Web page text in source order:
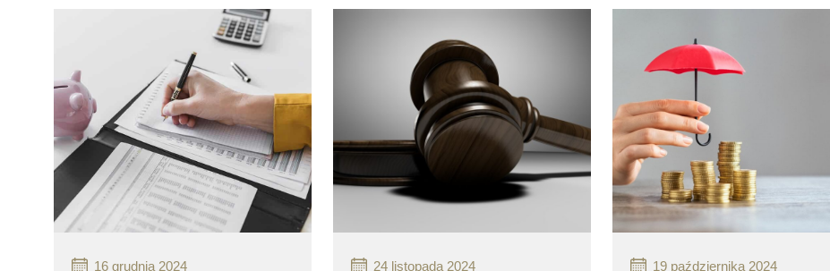
Windykacja karna to proces
odzyskiwania należności,
który może być stosowany
w przypadkach, gdy dłużnik
nie wywiązuje się z obowiązków
finansowych wobec
wierzyciela…
czytaj więcej..
Windykacja karna to proces
odzyskiwania należności,
który może być stosowany
w przypadkach, gdy dłużnik
nie wywiązuje się z obowiązków
finansowych wobec
wierzyciela…
Windykacja karna to proces
odzyskiwania należności,
który może być stosowany
w przypadkach, gdy dłużnik
nie wywiązuje się z
finansowych wobec
wierzyciela…
czytaj więcej..
16 grudnia 2024 24 listopada 2024 19 października 2024